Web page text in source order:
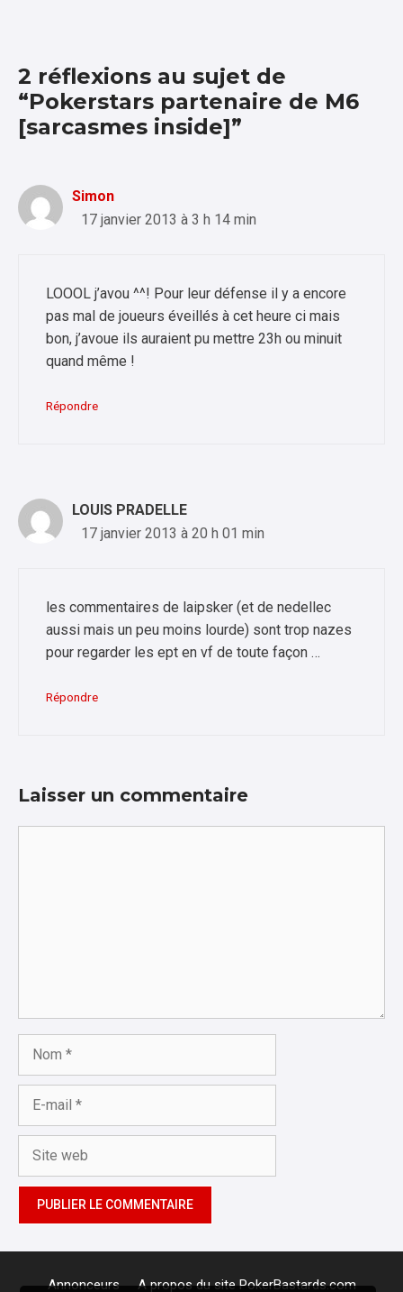
2 réflexions au sujet de
“Pokerstars partenaire de M6
[sarcasmes inside]”
Simon
17 janvier 2013 à 3 h 14 min
LOOOL j’avou ^^! Pour leur défense il y a encore
pas mal de joueurs éveillés à cet heure ci mais
bon, j’avoue ils auraient pu mettre 23h ou minuit
quand même !
Répondre
LOUIS PRADELLE
17 janvier 2013 à 20 h 01 min
les commentaires de laipsker (et de nedellec
aussi mais un peu moins lourde) sont trop nazes
pour regarder les ept en vf de toute façon …
Répondre
Laisser un commentaire
Nom
Site
Annonceurs A propos du site PokerBastards.com